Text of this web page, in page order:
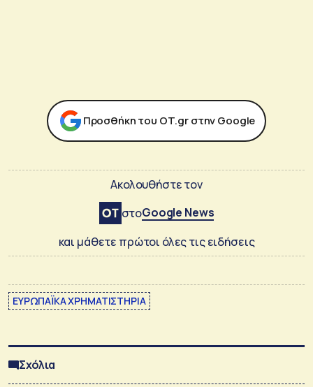
Προσθήκη του ΟΤ.gr στην Google
Ακολουθήστε τον
στοGoogle News
και μάθετε πρώτοι όλες τις ειδήσεις
ΕΥΡΩΠΑΪΚΑ ΧΡΗΜΑΤΙΣΤΗΡΙΑ
Σχόλια